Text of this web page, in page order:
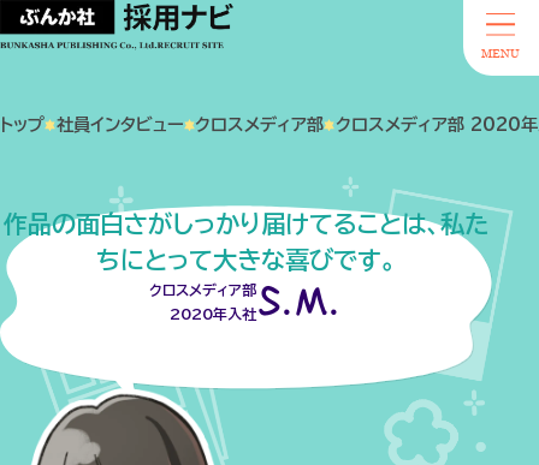
MENU
トップ 社員インタビュー クロスメディア部 クロスメディア部 2020
作品の面白さがしっかり届けてることは、私た
ちにとって大きな喜びです。
クロスメディア部
2020年入社S.M.